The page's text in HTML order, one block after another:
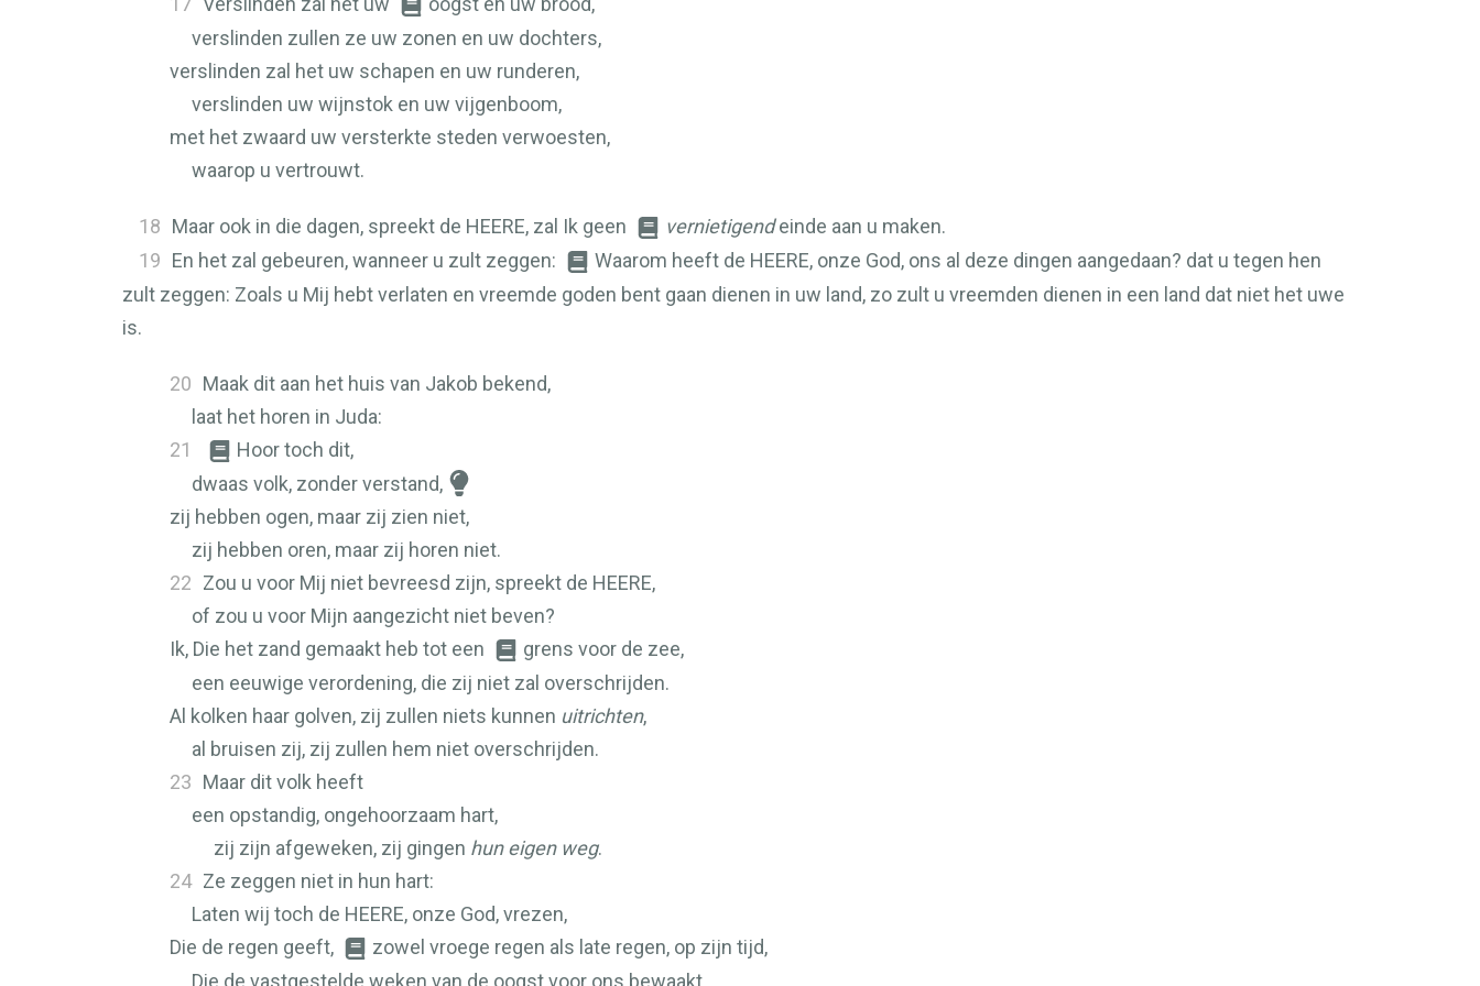
verslinden zullen ze uw zonen en uw dochters,
verslinden zal het uw schapen en uw runderen,
verslinden uw wijnstok en uw vijgenboom,
met het zwaard uw versterkte steden verwoesten,
waarop u vertrouwt.
18 Maar ook in die dagen, spreekt de HEERE, zal Ik geen vernietigendeinde aan u maken.
19 En het zal gebeuren, wanneer u zult zeggen: Waarom heeft de HEERE, onze God, ons al deze dingen aangedaan? dat u tegen hen
zult zeggen: Zoals u Mij hebt verlaten en vreemde goden bent gaan dienen in uw land, zo zult u vreemden dienen in een land dat niet het uwe
is.
20 Maak dit aan het huis van Jakob bekend,
laat het horen in Juda:
21
Hoor toch dit,
dwaas volk, zonder verstand,
zij hebben ogen, maar zij zien niet,
zij hebben oren, maar zij horen niet.
22 Zou u voor Mij niet bevreesd zijn, spreekt de HEERE,
of zou u voor Mijn aangezicht niet beven?
Ik, Die het zand gemaakt heb tot een
grens voor de zee,
een eeuwige verordening, die zij niet zal overschrijden.
Al kolken haar golven, zij zullen niets kunnen uitrichten,
al bruisen zij, zij zullen hem niet overschrijden.
23 Maar dit volk heeft
een opstandig, ongehoorzaam hart,
zij zijn afgeweken, zij gingen hun eigen weg.
24 Ze zeggen niet in hun hart:
Laten wij toch de HEERE, onze God, vrezen,
Die de regen geeft,
zowel vroege regen als late regen, op zijn tijd,
Die de vastgestelde weken van de oogst voor ons bewaakt.